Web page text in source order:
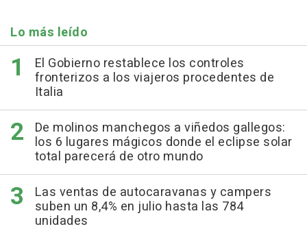
Lo más leído
El Gobierno restablece los controles
fronterizos a los viajeros procedentes de
Italia
De molinos manchegos a viñedos gallegos:
los 6 lugares mágicos donde el eclipse solar
total parecerá de otro mundo
Las ventas de autocaravanas y campers
suben un 8,4% en julio hasta las 784
unidades